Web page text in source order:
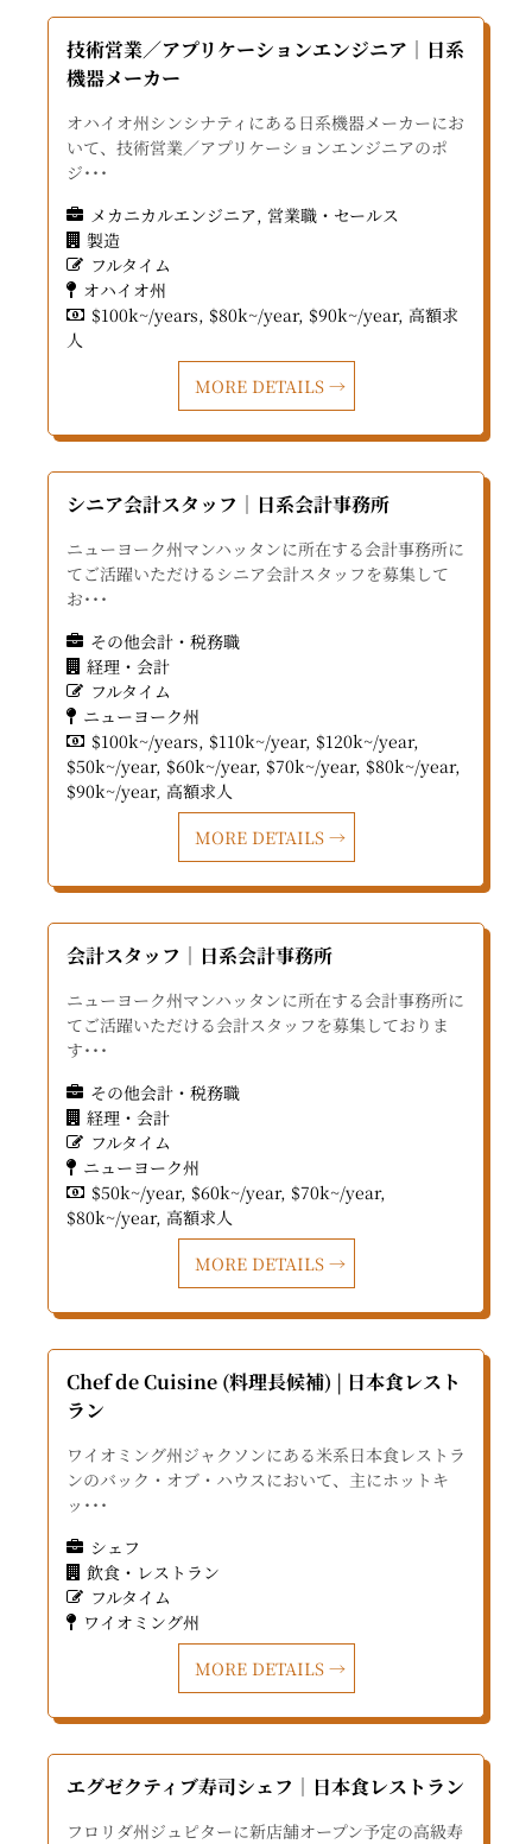
技術営業／アプリケーションエンジニア｜日系
機器メーカー
オハイオ州シンシナティにある日系機器メーカーにお
いて、技術営業／アプリケーションエンジニアのポ
ジ･･･
メカニカルエンジニア 営業職・セールス
製造
フルタイム
オハイオ州
$100k~/years $80k~/year $90k~/year 高額求
人
MORE DETAILS
シニア会計スタッフ｜日系会計事務所
ニューヨーク州マンハッタンに所在する会計事務所に
てご活躍いただけるシニア会計スタッフを募集して
お･･･
その他会計・税務職
経理・会計
フルタイム
ニューヨーク州
$100k~/years $110k~/year $120k~/year
$50k~/year $60k~/year $70k~/year $80k~/year
$90k~/year 高額求人
MORE DETAILS
会計スタッフ｜日系会計事務所
ニューヨーク州マンハッタンに所在する会計事務所に
てご活躍いただける会計スタッフを募集しておりま
す･･･
その他会計・税務職
経理・会計
フルタイム
ニューヨーク州
$50k~/year $60k~/year $70k~/year
$80k~/year 高額求人
MORE DETAILS
Chef de Cuisine (料理長候補) | 日本食レスト
ラン
ワイオミング州ジャクソンにある米系日本食レストラ
ンのバック・オブ・ハウスにおいて、主にホットキ
ッ･･･
シェフ
飲食・レストラン
フルタイム
ワイオミング州
MORE DETAILS
エグゼクティブ寿司シェフ｜日本食レストラン
フロリダ州ジュピターに新店舗オープン予定の高級寿